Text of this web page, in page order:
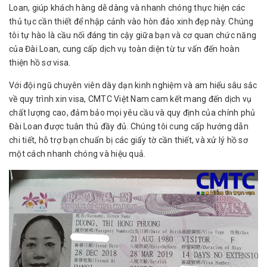
Loan, giúp khách hàng dễ dàng và nhanh chóng thực hiện các
thủ tục cần thiết để nhập cảnh vào hòn đảo xinh đẹp này. Chúng
tôi tự hào là cầu nối đáng tin cậy giữa bạn và cơ quan chức năng
của Đài Loan, cung cấp dịch vụ toàn diện từ tư vấn đến hoàn
thiện hồ sơ visa.
Với đội ngũ chuyên viên dày dạn kinh nghiệm và am hiểu sâu sắc
về quy trình xin visa, CMTC Việt Nam cam kết mang đến dịch vụ
chất lượng cao, đảm bảo mọi yêu cầu và quy định của chính phủ
Đài Loan được tuân thủ đầy đủ. Chúng tôi cung cấp hướng dẫn
chi tiết, hỗ trợ bạn chuẩn bị các giấy tờ cần thiết, và xử lý hồ sơ
một cách nhanh chóng và hiệu quả.